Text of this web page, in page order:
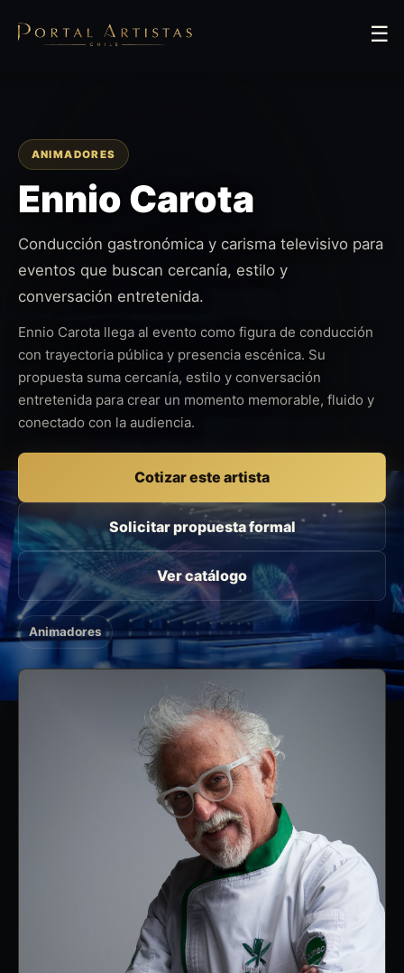
☰
ANIMADORES
Ennio Carota
Conducción gastronómica y carisma televisivo para
eventos que buscan cercanía, estilo y
conversación entretenida.
Ennio Carota llega al evento como figura de conducción
con trayectoria pública y presencia escénica. Su
propuesta suma cercanía, estilo y conversación
entretenida para crear un momento memorable, fluido y
conectado con la audiencia.
Cotizar este artista
Solicitar propuesta formal
Ver catálogo
Animadores